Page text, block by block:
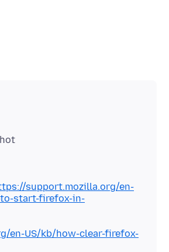
support.mozilla.org/en-
to-start-firefox-in-
en-US/kb/how-clear-firefox-